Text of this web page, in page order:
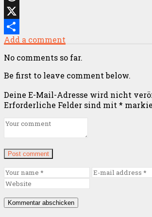
Threads
X
Teilen
Add a comment
No comments so far.
Be first to leave comment below.
Deine E-Mail-Adresse wird nicht
Erforderliche Felder sind mit *
Post comment